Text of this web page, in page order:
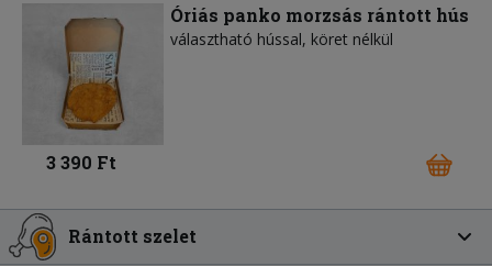
Óriás panko morzsás rántott hús
választható hússal, köret nélkül
3 390 Ft
Rántott szelet